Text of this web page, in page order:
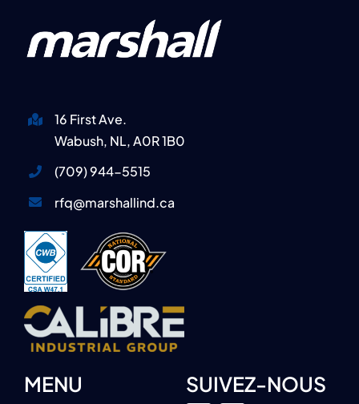
16 First Ave.
Wabush, NL, A0R 1B0
(709) 944-5515
rfq@marshallind.ca
MENU SUIVEZ-NOUS